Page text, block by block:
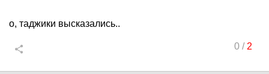
о, таджики высказались..
0/ 2